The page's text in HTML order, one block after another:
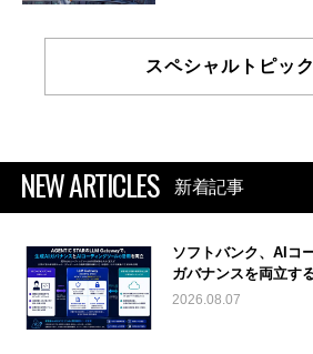
スペシャルトピッ
NEW ARTICLES 新着記事
ソフトバンク、AIコ
ガバナンスを両立す
2026.08.07